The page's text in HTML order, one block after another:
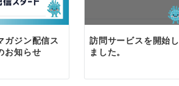
ガジン配信ス
お知らせ
訪問サービスを開始し
ました。